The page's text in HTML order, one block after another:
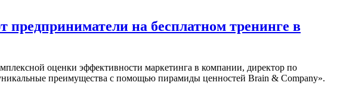
на бесплатном тренинге в
оценки эффективности маркетинга в компании, директор по
преимущества с помощью пирамиды ценностей Brain & Company».